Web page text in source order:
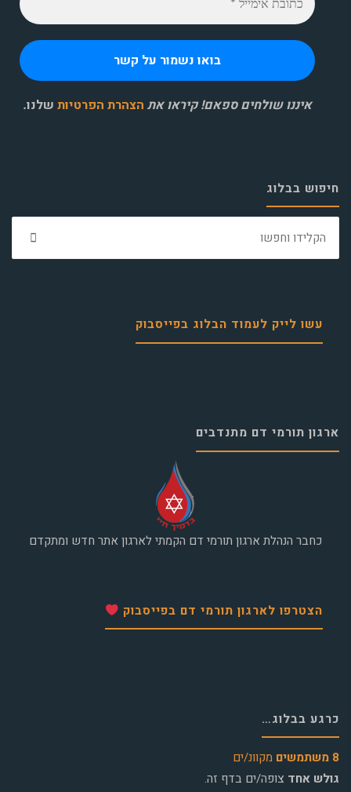
איננו שולחים ספאם! קיראו את הצהרת הפרטיות שלנו.
חיפוש בבלוג
עשו לייק לעמוד הבלוג בפייסבוק
ארגון תורמי דם מתנדבים
כחבר הנהלת ארגון תורמי דם הקמתי לארגון אתר חדש ומתקדם
הצטרפו לארגון תורמי דם בפייסבוק
כרגע בבלוג…
8 משתמשים
מקוונ/ים
גולש אחד צופה/ים בדף זה.